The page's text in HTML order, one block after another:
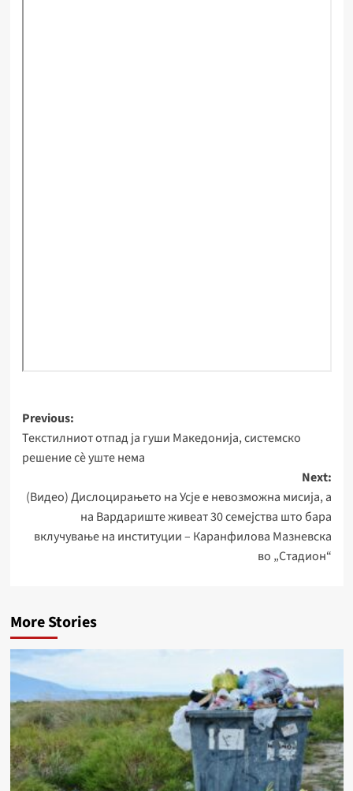
Post
navigation
Previous:
Текстилниот отпад ја гуши Македонија, системско
решение сѐ уште нема
Next:
(Видео) Дислоцирањето на Усје е невозможна мисија, а
на Вардариште живеат 30 семејства што бара
вклучување на институции – Каранфилова Мазневска
во „Стадион“
More Stories